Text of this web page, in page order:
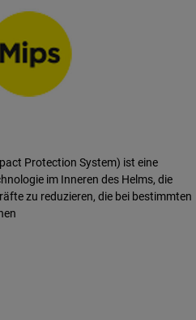
Protection System) ist eine
im Inneren des Helms, die
zu reduzieren, die bei bestimmten